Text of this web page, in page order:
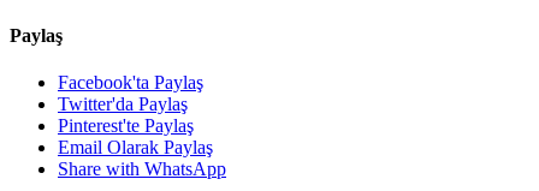
Paylaş
Facebook'ta Paylaş
Twitter'da Paylaş
Pinterest'te Paylaş
Email Olarak Paylaş
Share with WhatsApp